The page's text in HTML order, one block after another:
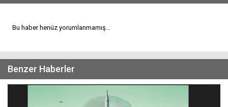
Bu haber henüz yorumlanmamış...
Benzer Haberler